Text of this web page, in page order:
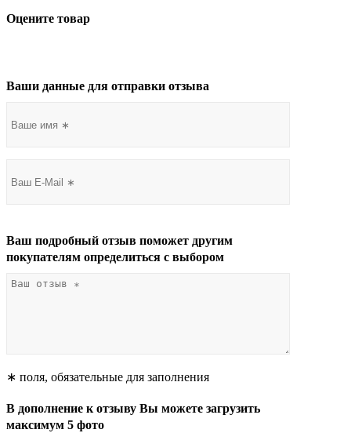
Оцените товар
Ваши данные для отправки отзыва
Ваш подробный отзыв поможет другим
покупателям определиться с выбором
∗ поля, обязательные для заполнения
В дополнение к отзыву Вы можете загрузить
максимум 5 фото